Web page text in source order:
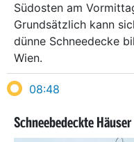
Südosten am
Grundsätzlich kann
dünne Schneedecke
Wien.
08:48
Schneebedeckte